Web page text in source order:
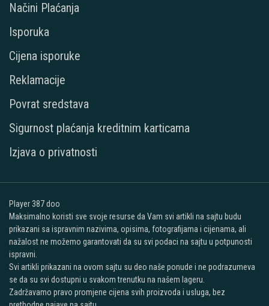
Načini Plaćanja
Isporuka
Cijena isporuke
Reklamacije
Povrat sredstava
Sigurnost plaćanja kreditnim karticama
Izjava o privatnosti
Player 387 doo
Maksimalno koristi sve svoje resurse da Vam svi artikli na sajtu budu
prikazani sa ispravnim nazivima, opisima, fotografijama i cijenama, ali
nažalost ne možemo garantovati da su svi podaci na sajtu u potpunosti
ispravni.
Svi artikli prikazani na ovom sajtu su deo naše ponude i ne podrazumeva
se da su svi dostupni u svakom trenutku na našem lageru.
Zadržavamo pravo promjene cijena svih proizvoda i usluga, bez